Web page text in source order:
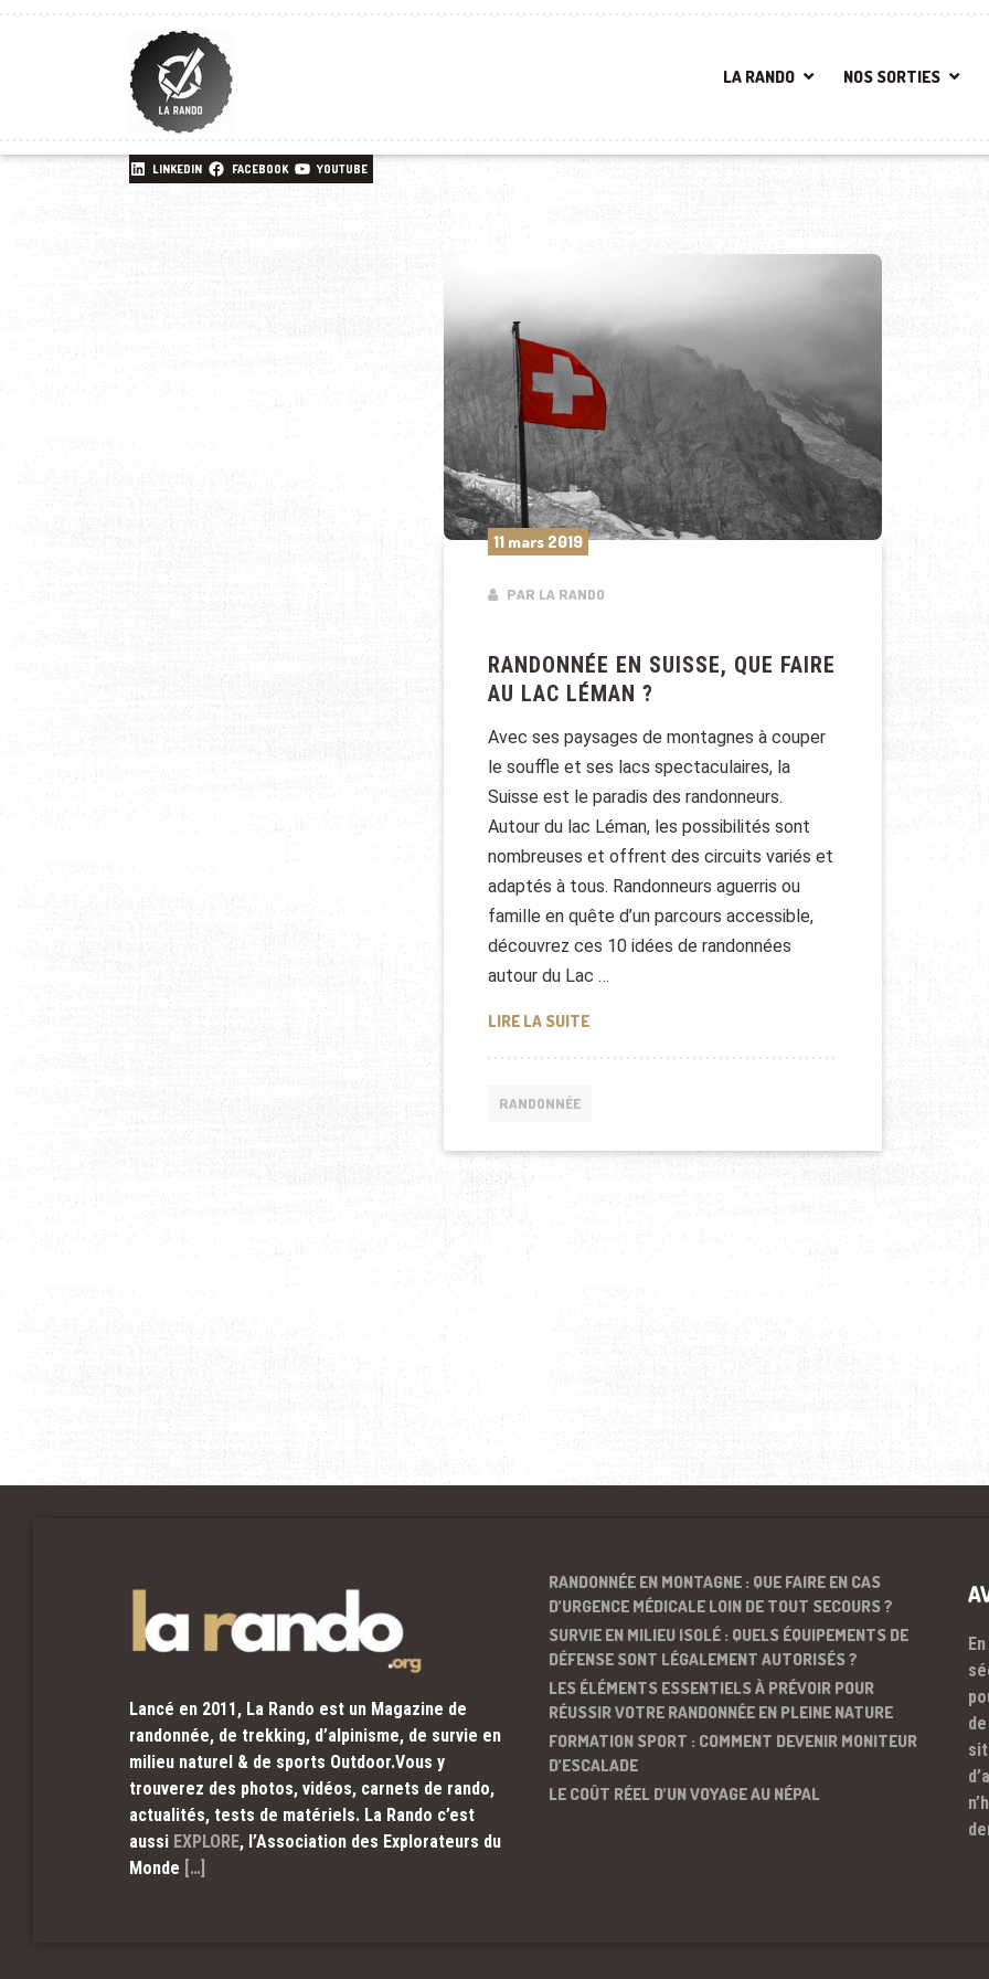
LA RANDO NOS SORTIES
LINKEDIN FACEBOOK YOUTUBE
11 mars 2019
PAR LA RANDO
RANDONNÉE EN SUISSE, QUE FAIRE
AU LAC LÉMAN ?
Avec ses paysages de montagnes à couper
le souffle et ses lacs spectaculaires, la
Suisse est le paradis des randonneurs.
Autour du lac Léman, les possibilités sont
nombreuses et offrent des circuits variés et
adaptés à tous. Randonneurs aguerris ou
famille en quête d’un parcours accessible,
découvrez ces 10 idées de randonnées
autour du Lac …
LIRE LA SUITERANDONNÉE EN SUISSE, QUE FAIRE AU LAC LÉMAN ?
RANDONNÉE
Lancé en 2011, La Rando est un Magazine de
randonnée, de trekking, d’alpinisme, de survie en
milieu naturel & de sports Outdoor.Vous y
trouverez des photos, vidéos, carnets de rando,
actualités, tests de matériels. La Rando c’est
aussi EXPLORE, l’Association des Explorateurs du
Monde […]
RANDONNÉE EN MONTAGNE : QUE FAIRE EN CAS
D’URGENCE MÉDICALE LOIN DE TOUT SECOURS ?
SURVIE EN MILIEU ISOLÉ : QUELS ÉQUIPEMENTS DE
DÉFENSE SONT LÉGALEMENT AUTORISÉS ?
LES ÉLÉMENTS ESSENTIELS À PRÉVOIR POUR
RÉUSSIR VOTRE RANDONNÉE EN PLEINE NATURE
FORMATION SPORT : COMMENT DEVENIR MONITEUR
D’ESCALADE
LE COÛT RÉEL D’UN VOYAGE AU NÉPAL